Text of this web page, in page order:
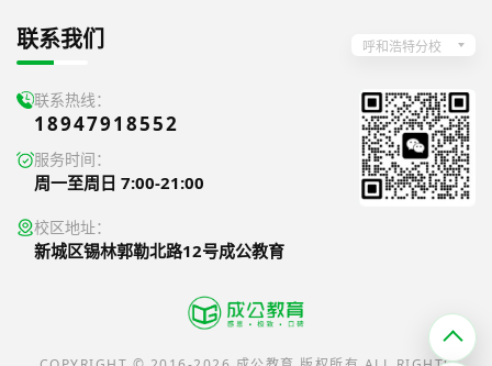
联系我们 呼和浩特分校
联系热线：
18947918552
服务时间：
周一至周日 7:00-21:00
校区地址：
新城区锡林郭勒北路12号成公教育